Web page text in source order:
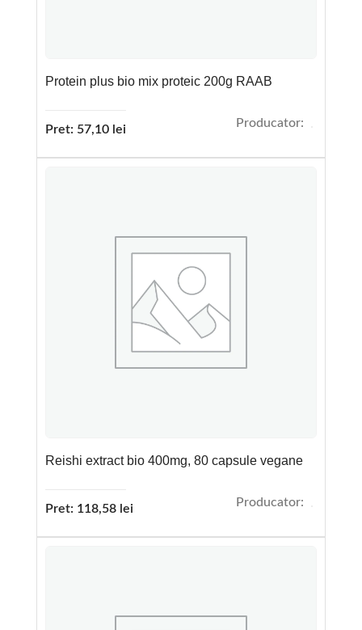
Protein plus bio mix proteic 200g RAAB
Pret: 57,10 lei Producator:
Reishi extract bio 400mg, 80 capsule vegane
Pret: 118,58 lei Producator: